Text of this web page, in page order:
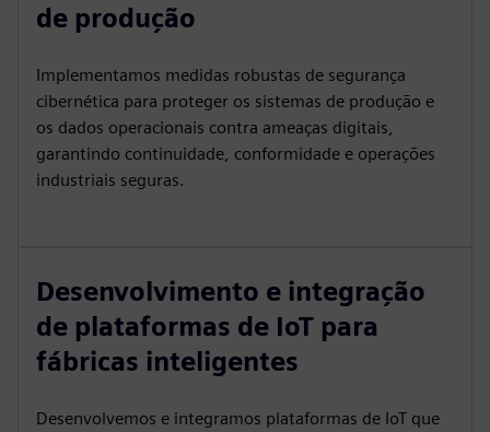
de produção
Implementamos medidas robustas de segurança
cibernética para proteger os sistemas de produção e
os dados operacionais contra ameaças digitais,
garantindo continuidade, conformidade e operações
industriais seguras.
Desenvolvimento e integração
de plataformas de IoT para
fábricas inteligentes
Desenvolvemos e integramos plataformas de IoT que